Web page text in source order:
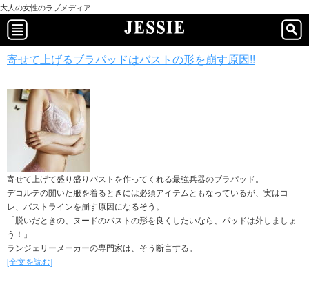
大人の女性のラブメディア
寄せて上げるブラパッドはバストの形を崩す原因!!
寄せて上げて盛り盛りバストを作ってくれる最強兵器のブラパッド。
デコルテの開いた服を着るときには必須アイテムともなっているが、実はコ
レ、バストラインを崩す原因になるそう。
「脱いだときの、ヌードのバストの形を良くしたいなら、パッドは外しましょ
う！」
ランジェリーメーカーの専門家は、そう断言する。
[全文を読む]